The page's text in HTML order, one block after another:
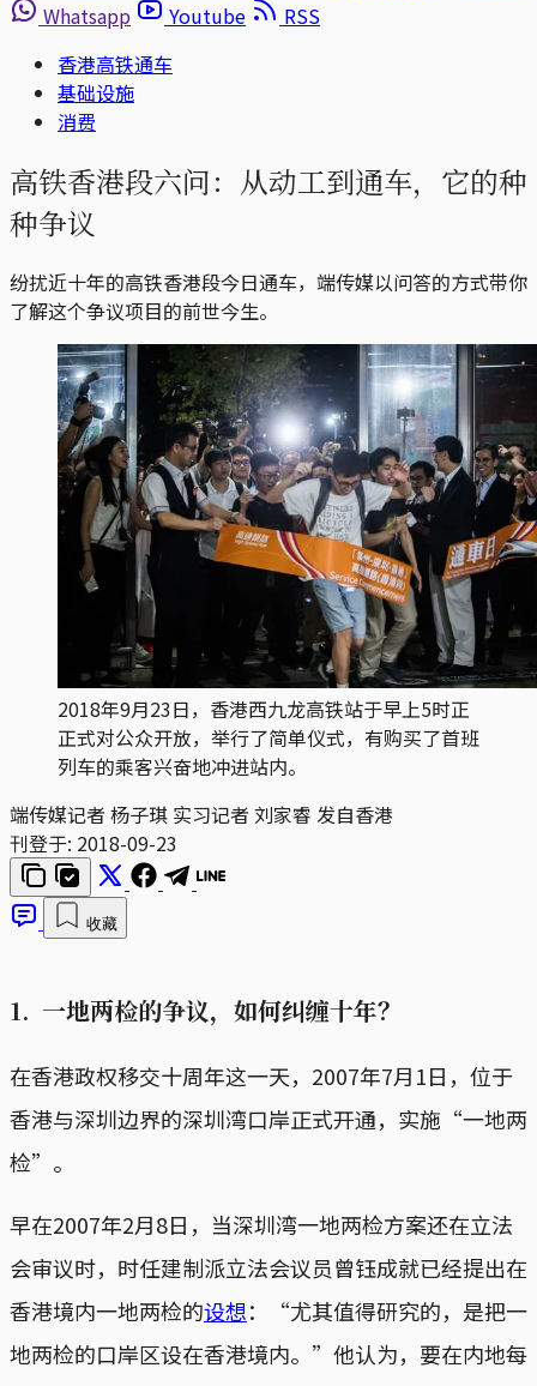
Whatsapp
Youtube
RSS
香港高铁通车
基础设施
消费
高铁香港段六问：从动工到通车，它的种
种争议
纷扰近十年的高铁香港段今日通车，端传媒以问答的方式带你
了解这个争议项目的前世今生。
2018年9月23日，香港西九龙高铁站于早上5时正
正式对公众开放，举行了简单仪式，有购买了首班
列车的乘客兴奋地冲进站内。
端传媒记者 杨子琪 实习记者 刘家睿 发自香港
刊登于: 2018-09-23
收藏
1. 一地两检的争议，如何纠缠十年？
在香港政权移交十周年这一天，2007年7月1日，位于
香港与深圳边界的深圳湾口岸正式开通，实施“一地两
检”。
早在2007年2月8日，当深圳湾一地两检方案还在立法
会审议时，时任建制派立法会议员曾钰成就已经提出在
香港境内一地两检的设想：“尤其值得研究的，是把一
地两检的口岸区设在香港境内。”他认为，要在内地每